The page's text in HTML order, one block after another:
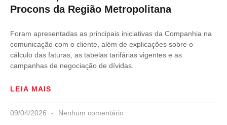
Procons da Região Metropolitana
Foram apresentadas as principais iniciativas da Companhia na
comunicação com o cliente, além de explicações sobre o
cálculo das faturas, as tabelas tarifárias vigentes e as
campanhas de negociação de dívidas.
LEIA MAIS
09/04/2026 Nenhum comentário